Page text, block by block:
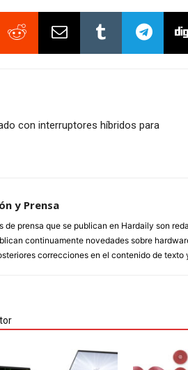
con interruptores híbridos para
y Prensa
de prensa que se publican en Hardaily son
continuamente novedades sobre
correcciones en el contenido de texto